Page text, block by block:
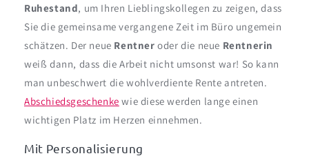
Ruhestand, um Ihren Lieblingskollegen zu zeigen, dass
Sie die gemeinsame vergangene Zeit im Büro ungemein
schätzen. Der neue Rentner oder die neue Rentnerin
weiß dann, dass die Arbeit nicht umsonst war! So kann
man unbeschwert die wohlverdiente Rente antreten.
Abschiedsgeschenke wie diese werden lange einen
wichtigen Platz im Herzen einnehmen.
Mit Personalisierung